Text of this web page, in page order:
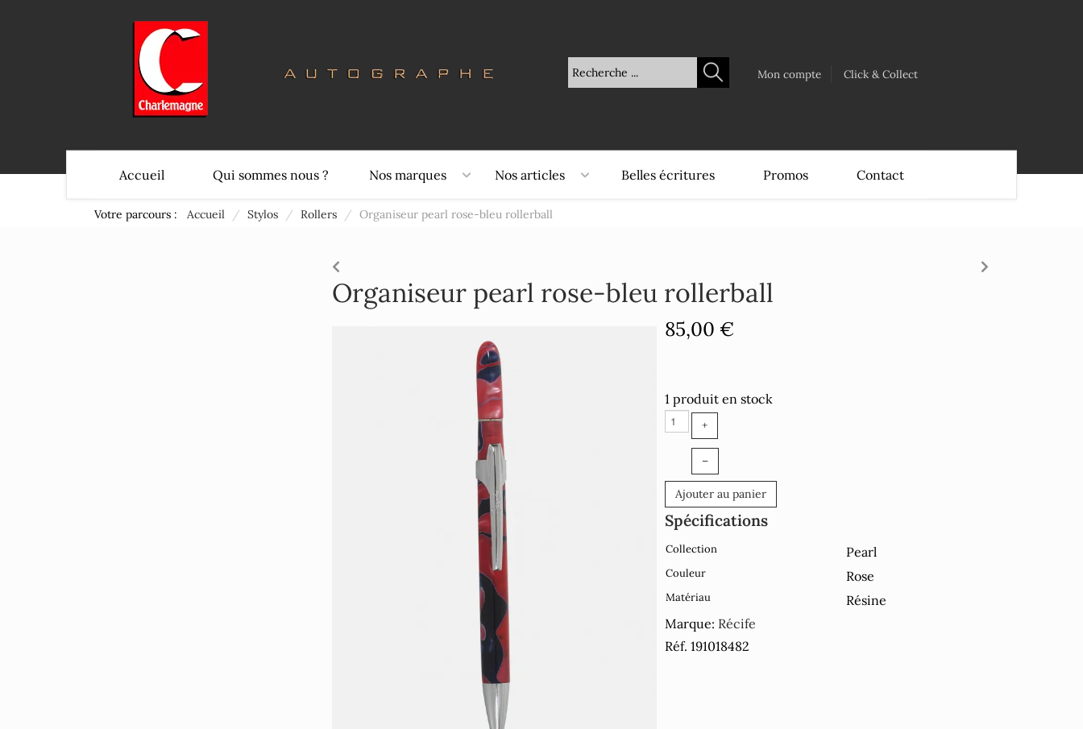
Mon compte Click & Collect
Accueil Qui sommes nous ? Nos marques Nos articles Belles écritures Promos Contact
Votre parcours : Accueil / Stylos / Rollers / Organiseur pearl rose-bleu rollerball
Organiseur pearl rose-bleu rollerball
85,00 €
1 produit en stock
+
–
Ajouter au panier
Spécifications
Collection Pearl
Couleur Rose
Matériau
Résine
Marque: Récife
Réf. 191018482